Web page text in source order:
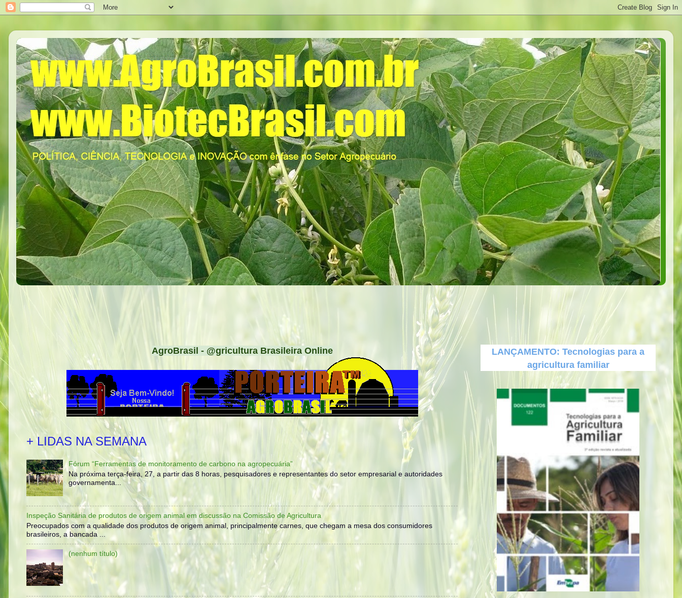
AgroBrasil - @gricultura Brasileira Online
+ LIDAS NA SEMANA
Fórum “Ferramentas de monitoramento de carbono na agropecuária”
Na próxima terça-feira, 27, a partir das 8 horas, pesquisadores e representantes do setor empresarial e autoridades
governamenta...
Inspeção Sanitária de produtos de origem animal em discussão na Comissão de Agricultura
Preocupados com a qualidade dos produtos de origem animal, principalmente carnes, que chegam a mesa dos consumidores
brasileiros, a bancada ...
(nenhum título)
LANÇAMENTO: Tecnologias para a
agricultura familiar